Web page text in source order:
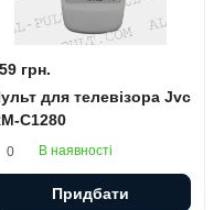
грн.
для телевізора Jvc
C1280
0 В наявності
Придбати